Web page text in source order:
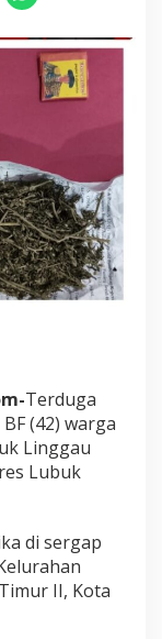
Terduga
(42) warga
Linggau
Lubuk
di sergap
II, Kota